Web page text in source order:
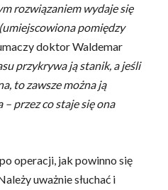
rozwiązaniem wydaje się
pomiędzy
doktor Waldemar
przykrywa ją stanik, a jeśli
to zawsze można ją
przez co staje się ona
operacji, jak powinno się
uważnie słuchać i